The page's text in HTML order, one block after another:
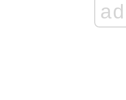
ad